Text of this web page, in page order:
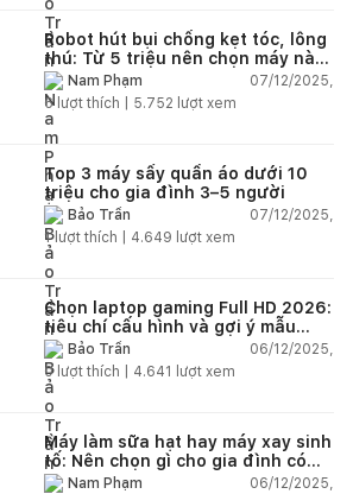
Robot hút bụi chống kẹt tóc, lông
thú: Từ 5 triệu nên chọn máy nào
năm 2025–2026?
Nam Phạm
07/12/2025,
6lượt thích | 5.752 lượt xem
Top 3 máy sấy quần áo dưới 10
triệu cho gia đình 3–5 người
Bảo Trần
07/12/2025,
1lượt thích | 4.649 lượt xem
Chọn laptop gaming Full HD 2026:
tiêu chí cấu hình và gợi ý mẫu
đáng mua
Bảo Trần
06/12/2025,
0lượt thích | 4.641 lượt xem
Máy làm sữa hạt hay máy xay sinh
tố: Nên chọn gì cho gia đình có
trẻ nhỏ (2–4 người)?
Nam Phạm
06/12/2025,